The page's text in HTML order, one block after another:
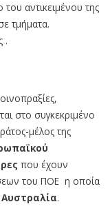
αντικειμένου της
τμήματα.
.
στο συγκεκριμένο
μέλος της
που έχουν
του ΠΟΕ η οποία
Αυστραλία.